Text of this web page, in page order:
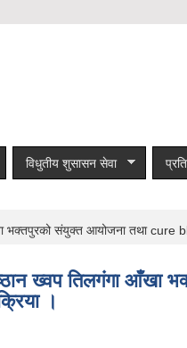
विधुतीय शुसासन सेवा
संयुक्त आयोजना तथा cure
ख्वप तिलगंगा
।